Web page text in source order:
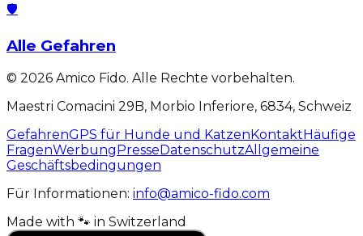
🛡️
Alle Gefahren
© 2026 Amico Fido. Alle Rechte vorbehalten.
Maestri Comacini 29B, Morbio Inferiore, 6834, Schweiz
GefahrenGPS für Hunde und KatzenKontaktHäufige
FragenWerbungPresseDatenschutzAllgemeine
Geschäftsbedingungen
Für Informationen: info@amico-fido.com
Made with 🐾 in Switzerland